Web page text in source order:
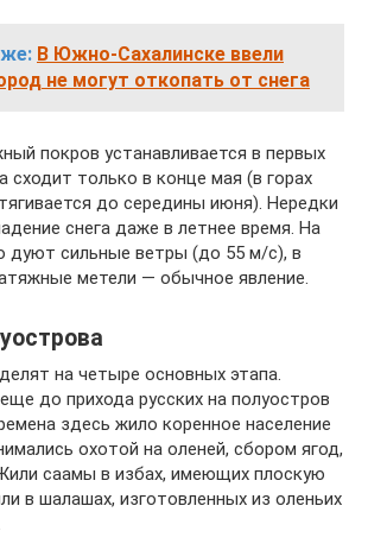
В Южно-Сахалинске ввели
не могут откопать от снега
покров устанавливается в первых
сходит только в конце мая (в горах
до середины июня). Нередки
снега даже в летнее время. На
дуют сильные ветры (до 55 м/с), в
метели — обычное явление.
на четыре основных этапа.
до прихода русских на полуостров
здесь жило коренное население
охотой на оленей, сбором ягод,
саамы в избах, имеющих плоскую
в шалашах, изготовленных из оленьих